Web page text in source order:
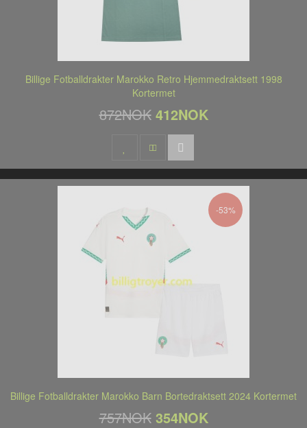
Billige Fotballdrakter Marokko Retro Hjemmedraktsett 1998
Kortermet
872NOK 412NOK
-53%
Billige Fotballdrakter Marokko Barn Bortedraktsett 2024 Kortermet
757NOK 354NOK